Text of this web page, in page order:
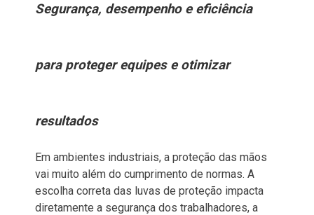
Segurança, desempenho e eficiência
para proteger equipes e otimizar
resultados
Em ambientes industriais, a proteção das mãos
vai muito além do cumprimento de normas. A
escolha correta das luvas de proteção impacta
diretamente a segurança dos trabalhadores, a